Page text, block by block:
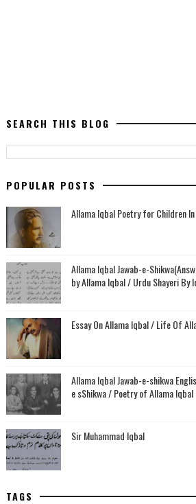
SEARCH THIS BLOG
POPULAR POSTS
Allama Iqbal Poetry for Children
Allama Iqbal Jawab-e-
by Allama Iqbal / Urdu Shayeri By
Essay On Allama Iqbal / Life Of
Allama Iqbal Jawab-e-shikwa
e sShikwa / Poetry of Allama Iqbal
Sir Muhammad Iqbal
TAGS